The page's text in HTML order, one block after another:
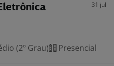
31 jul
(2º Grau) Presencial